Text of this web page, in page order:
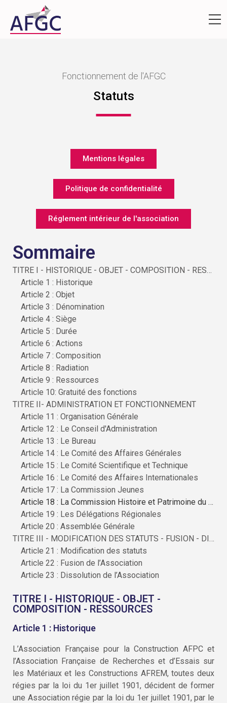
Fonctionnement de l'AFGC
Statuts
Mentions légales
Politique de confidentialité
Réglement intérieur de l'association
Sommaire
Article 1 : Historique
Article 2 : Objet
Article 3 : Dénomination
Article 4 : Siège
Article 5 : Durée
Article 6 : Actions
Article 7 : Composition
Article 8 : Radiation
Article 9 : Ressources
Article 10: Gratuité des fonctions
TITRE II- ADMINISTRATION ET FONCTIONNEMENT
Article 11 : Organisation Générale
Article 12 : Le Conseil d'Administration
Article 13 : Le Bureau
Article 14 : Le Comité des Affaires Générales
Article 15 : Le Comité Scientifique et Technique
Article 16 : Le Comité des Affaires Internationales
Article 17 : La Commission Jeunes
Article 18 : La Commission Histoire et Patrimoine du Génie Civil
Article 19 : Les Délégations Régionales
Article 20 : Assemblée Générale
Article 21 : Modification des statuts
Article 22 : Fusion de l’Association
Article 23 : Dissolution de l’Association
TITRE I - HISTORIQUE - OBJET -
COMPOSITION - RESSOURCES
Article 1 : Historique
L’Association Française pour la Construction AFPC et
l’Association Française de Recherches et d’Essais sur
les Matériaux et les Constructions AFREM, toutes deux
régies par la loi du 1er juillet 1901, décident de former
une Association régie par la loi du 1er juillet 1901, par le